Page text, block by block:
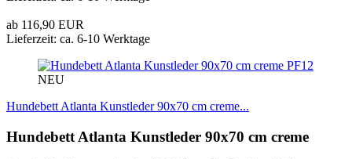
ab 116,90 EUR
Lieferzeit: ca. 6-10 Werktage
PF12
NEU
Hundebett Atlanta Kunstleder 90x70 cm creme...
Hundebett Atlanta Kunstleder 90x70 cm creme